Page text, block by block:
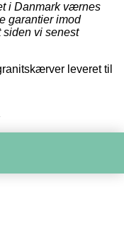
i Danmark værnes
garantier imod
vi senest
leveret til